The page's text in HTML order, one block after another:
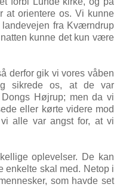
at orientere os. Vi kunne
fra Kværndrup
kunne det kun være
derfor gik vi vores våben
sikrede os, at de var
Højrup; men da vi
eller kørte videre mod
alle var angst for, at vi
oplevelser. De kan
enkelte skal med. Netop i
som havde set